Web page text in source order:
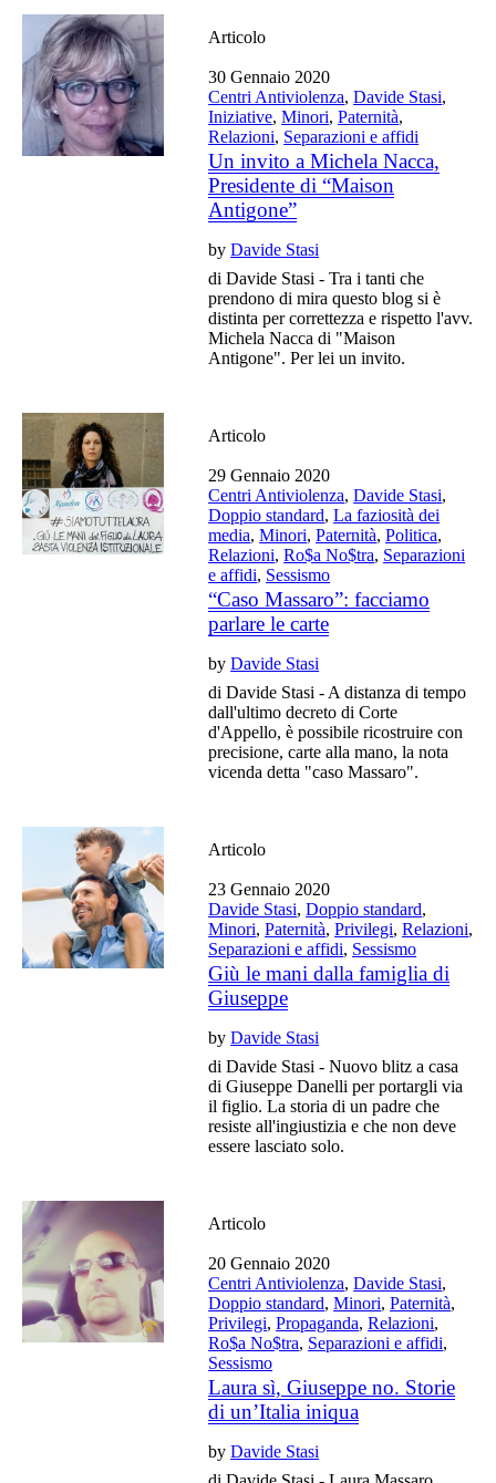
Articolo
30 Gennaio 2020
Centri Antiviolenza,Davide Stasi,
Iniziative,Minori,Paternità,
Relazioni, Separazioni e affidi
Un invito a Michela Nacca,
Presidente di “Maison
Antigone”
byDavide Stasi
di Davide Stasi - Tra i tanti che
prendono di mira questo blog si è
distinta per correttezza e rispetto l'avv.
Michela Nacca di "Maison
Antigone". Per lei un invito.
Articolo
29 Gennaio 2020
Centri Antiviolenza,Davide Stasi,
Doppio standard,La faziosità dei
media,Minori,Paternità,Politica,
Relazioni,Ro$a No$tra, Separazioni
e affidi, Sessismo
“Caso Massaro”: facciamo
parlare le carte
byDavide Stasi
di Davide Stasi - A distanza di tempo
dall'ultimo decreto di Corte
d'Appello, è possibile ricostruire con
precisione, carte alla mano, la nota
vicenda detta "caso Massaro".
Articolo
23 Gennaio 2020
Davide Stasi,Doppio standard,
Minori,Paternità,Privilegi,Relazioni,
Separazioni e affidi, Sessismo
Giù le mani dalla famiglia di
Giuseppe
byDavide Stasi
di Davide Stasi - Nuovo blitz a casa
di Giuseppe Danelli per portargli via
il figlio. La storia di un padre che
resiste all'ingiustizia e che non deve
essere lasciato solo.
Articolo
20 Gennaio 2020
Centri Antiviolenza,Davide Stasi,
Doppio standard,Minori,Paternità,
Privilegi,Propaganda,Relazioni,
Ro$a No$tra, Separazioni e affidi,
Sessismo
Laura sì, Giuseppe no. Storie
di un’Italia iniqua
byDavide Stasi